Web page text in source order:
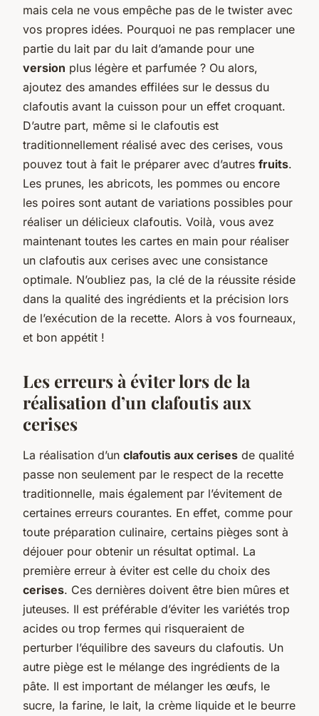
mais cela ne vous empêche pas de le twister avec
vos propres idées. Pourquoi ne pas remplacer une
partie du lait par du lait d’amande pour une
version plus légère et parfumée ? Ou alors,
ajoutez des amandes effilées sur le dessus du
clafoutis avant la cuisson pour un effet croquant.
D’autre part, même si le clafoutis est
traditionnellement réalisé avec des cerises, vous
pouvez tout à fait le préparer avec d’autres fruits.
Les prunes, les abricots, les pommes ou encore
les poires sont autant de variations possibles pour
réaliser un délicieux clafoutis. Voilà, vous avez
maintenant toutes les cartes en main pour réaliser
un clafoutis aux cerises avec une consistance
optimale. N’oubliez pas, la clé de la réussite réside
dans la qualité des ingrédients et la précision lors
de l’exécution de la recette. Alors à vos fourneaux,
et bon appétit !
Les erreurs à éviter lors de la
réalisation d’un clafoutis aux
cerises
La réalisation d’un clafoutis aux cerises de qualité
passe non seulement par le respect de la recette
traditionnelle, mais également par l’évitement de
certaines erreurs courantes. En effet, comme pour
toute préparation culinaire, certains pièges sont à
déjouer pour obtenir un résultat optimal. La
première erreur à éviter est celle du choix des
cerises. Ces dernières doivent être bien mûres et
juteuses. Il est préférable d’éviter les variétés trop
acides ou trop fermes qui risqueraient de
perturber l’équilibre des saveurs du clafoutis. Un
autre piège est le mélange des ingrédients de la
pâte. Il est important de mélanger les œufs, le
sucre, la farine, le lait, la crème liquide et le beurre